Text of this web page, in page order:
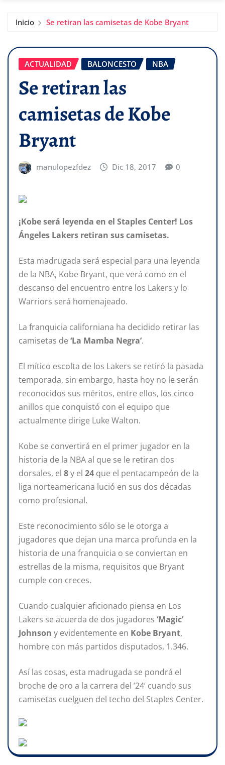
Inicio Se retiran las camisetas de Kobe Bryant
ACTUALIDAD BALONCESTO NBA
Se retiran las
camisetas de Kobe
Bryant
manulopezfdez Dic 18, 2017 0
¡Kobe será leyenda en el Staples Center! Los
Ángeles Lakers retiran sus camisetas.
Esta madrugada será especial para una leyenda
de la NBA, Kobe Bryant, que verá como en el
descanso del encuentro entre los Lakers y lo
Warriors será homenajeado.
La franquicia californiana ha decidido retirar las
camisetas de ‘La Mamba Negra’.
El mítico escolta de los Lakers se retiró la pasada
temporada, sin embargo, hasta hoy no le serán
reconocidos sus méritos, entre ellos, los cinco
anillos que conquistó con el equipo que
actualmente dirige Luke Walton.
Kobe se convertirá en el primer jugador en la
historia de la NBA al que se le retiran dos
dorsales, el 8y el 24 que el pentacampeón de la
liga norteamericana lució en sus dos décadas
como profesional.
Este reconocimiento sólo se le otorga a
jugadores que dejan una marca profunda en la
historia de una franquicia o se conviertan en
estrellas de la misma, requisitos que Bryant
cumple con creces.
Cuando cualquier aficionado piensa en Los
Lakers se acuerda de dos jugadores ‘Magic’
Johnson y evidentemente en Kobe Bryant,
hombre con más partidos disputados, 1.346.
Así las cosas, esta madrugada se pondrá el
broche de oro a la carrera del ’24’ cuando sus
camisetas cuelguen del techo del Staples Center.